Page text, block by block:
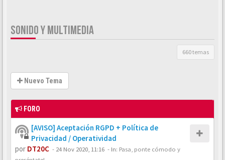
SONIDO Y MULTIMEDIA
660 temas
Nuevo Tema
FORO
[AVISO] Aceptación RGPD + Política de
Privacidad / Operatividad
por DT20C - 24 Nov 2020, 11:16 - In: Pasa, ponte cómodo y